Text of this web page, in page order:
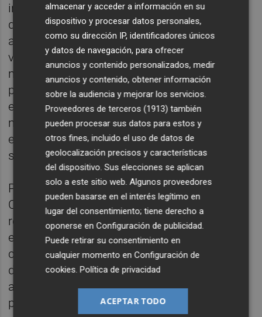
infraestructuras educativas. También ha
defendido la protección del valenciano y ha
asegurado que "la sociedad en general está
viendo que no solo va de salarios, sino de
mejorar el sistema educativo valenciano". La
portavoz sindical ha destacado además que
el profesorado "está participando de forma
masiva" en las movilizaciones pese al "gran
esfuerzo" que supone renunciar a parte del
salario durante la huelga.
Por su parte, el portavoz del STEPV en
Castellón,
Pau Pons , ha señalado que la
relación entre la Conselleria y la comunidad
educativa "está peor o igual que antes de
comenzar" la huelga, aunque ha mostrado la
disposición del sindicato a alcanzar
acuerdos si el departamento autonómico
presenta "una propuesta buena". Pons ha
almacenar y acceder a información en su
dispositivo y procesar datos personales,
como su dirección IP, identificadores únicos
y datos de navegación, para ofrecer
anuncios y contenido personalizados, medir
anuncios y contenido, obtener información
sobre la audiencia y mejorar los servicios.
Proveedores de terceros (1913) también
pueden procesar sus datos para estos y
otros fines, incluido el uso de datos de
geolocalización precisos y características
del dispositivo. Sus elecciones se aplican
solo a este sitio web. Algunos proveedores
pueden basarse en el interés legítimo en
lugar del consentimiento; tiene derecho a
oponerse enConfiguración de publicidad.
Puede retirar su consentimiento en
cualquier momento enConfiguración de
cookies.Política de privacidad
ACEPTAR TODO